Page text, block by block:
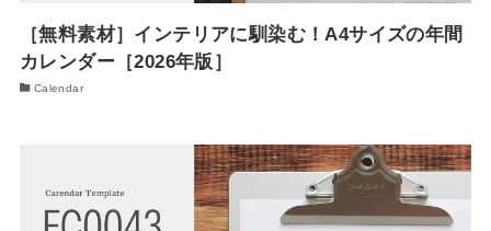
［無料素材］インテリアに馴染む！A4サイズの年間
カレンダー［2026年版］
Calendar